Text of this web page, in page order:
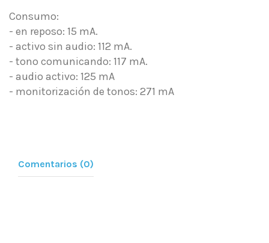
Consumo:
- en reposo: 15 mA.
- activo sin audio: 112 mA.
- tono comunicando: 117 mA.
- audio activo: 125 mA
- monitorización de tonos: 271 mA
Comentarios (0)